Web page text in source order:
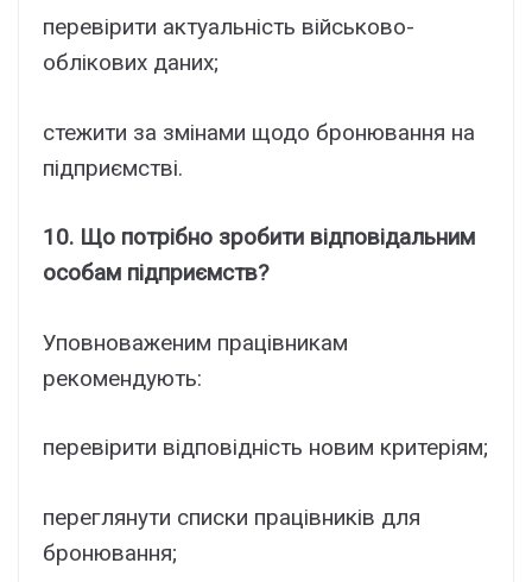
перевірити актуальність військово-
облікових даних;
стежити за змінами щодо бронювання на
підприємстві.
10. Що потрібно зробити відповідальним
особам підприємств?
Уповноваженим працівникам
рекомендують:
перевірити відповідність новим критеріям;
переглянути списки працівників для
бронювання;